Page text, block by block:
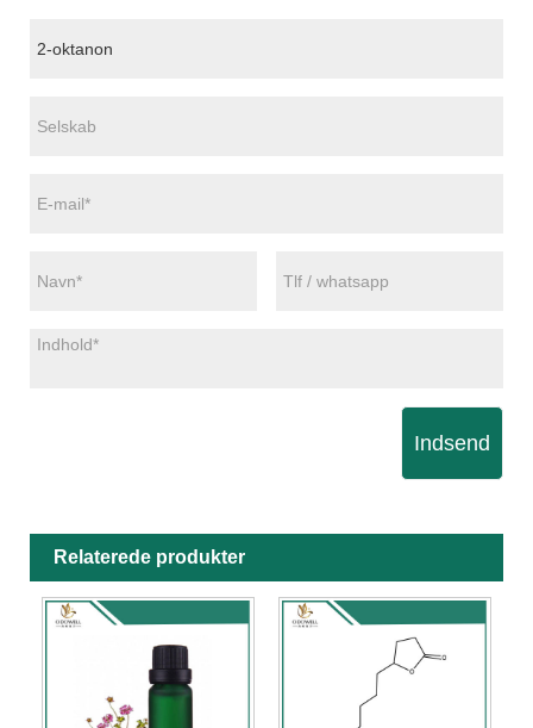
Indsend
Relaterede produkter